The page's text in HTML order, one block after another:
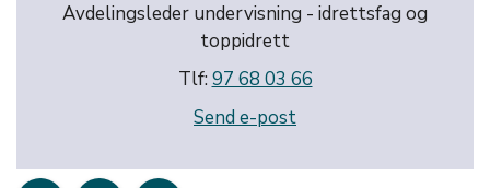
Avdelingsleder undervisning - idrettsfag og
toppidrett
Tlf: 97 68 03 66
Send e-post